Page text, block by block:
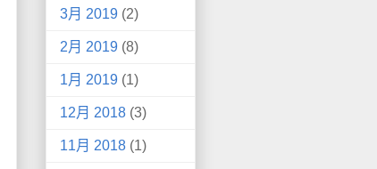
3月 2019 (2)
2月 2019 (8)
1月 2019 (1)
12月 2018 (3)
11月 2018 (1)